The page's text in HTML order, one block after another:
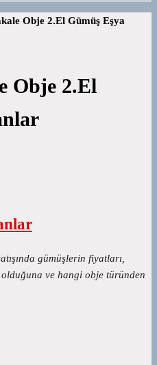
Obje 2.El Gümüş Eşya
Obje 2.El
gümüşlerin fiyatları,
ve hangi obje türünden